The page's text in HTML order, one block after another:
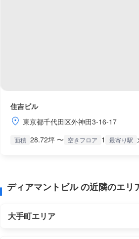
住吉ビル
東京都千代田区外神田3-16-17
面積 28.72坪 〜 空きフロア 1 最寄り駅
ディアマントビル の近隣のエリ
大手町エリア